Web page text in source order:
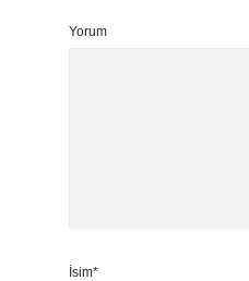
Yorum
İsim*